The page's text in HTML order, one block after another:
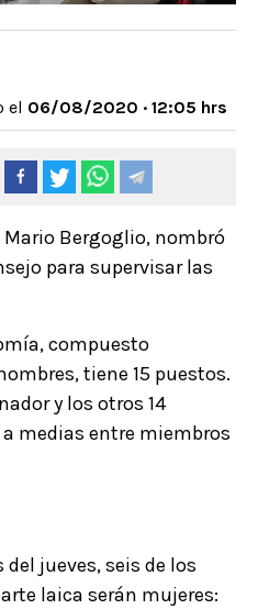
el 06/08/2020 · 12:05 hrs
Mario Bergoglio, nombró
para supervisar las
compuesto
tiene 15 puestos.
y los otros 14
medias entre miembros
jueves, seis de los
laica serán mujeres: